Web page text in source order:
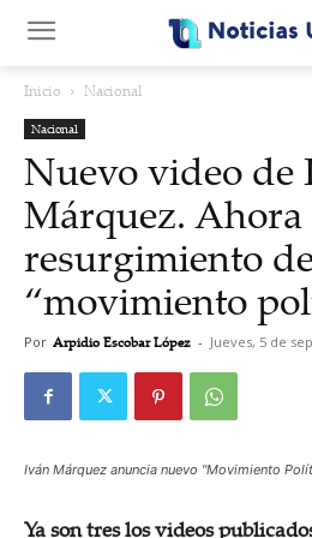
Inicio Nacional
Nacional
Nuevo video de
Márquez.
resurgimiento
“movimiento
Por Arpidio Escobar López - Jueves, 5 de
Iván Márquez anuncia nuevo "Movimiento
Ya son tres los videos